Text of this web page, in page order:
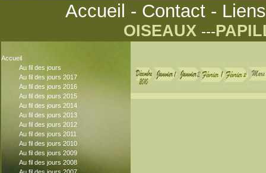
Accueil - Contact- Liens
OISEAUX ---
Accueil
Au fil des jours
Au fil des jours 2017
Au fil des jours 2016
Au fil des jours 2015
Au fil des jours 2014
Au fil des jours 2013
Au fil des jours 2012
Au fil des jours 2011
Au fil des jours 2010
Au fil des jours 2009
Au fil des jours 2008
Au fil des jours 2007